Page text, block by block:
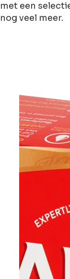
met een
nog veel meer.